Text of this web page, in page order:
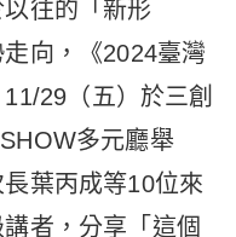
往的「新形
向，《2024臺灣
29（五）於三創
多元廳舉
葉丙成等10位來
者，分享「這個